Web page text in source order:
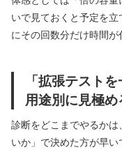
いで見ておくと予定を
にその回数分だけ時間が
「拡張テスト
用途別に見極め
診断をどこまでやるか
いか」で決めた方が早い